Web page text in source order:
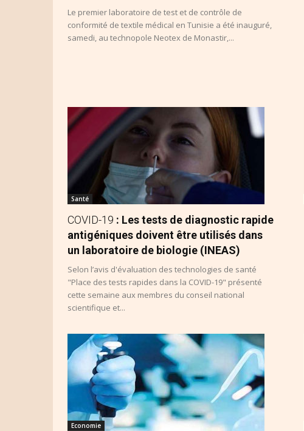
Le premier laboratoire de test et de contrôle de
conformité de textile médical en Tunisie a été inauguré,
samedi, au technopole Neotex de Monastir,...
Santé
COVID-19 : Les tests de diagnostic rapide
antigéniques doivent être utilisés dans
un laboratoire de biologie (INEAS)
Selon l’avis d'évaluation des technologies de santé
"Place des tests rapides dans la COVID-19" présenté
cette semaine aux membres du conseil national
scientifique et...
Economie